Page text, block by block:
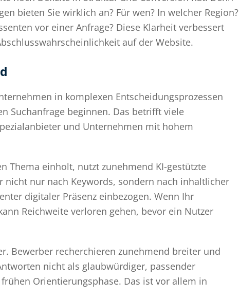
bieten Sie wirklich an? Für wen? In welcher Region?
vor einer Anfrage? Diese Klarheit verbessert
auf der Website.
in komplexen Entscheidungsprozessen
Suchanfrage beginnen. Das betrifft viele
und Unternehmen mit hohem
Thema einholt, nutzt zunehmend KI-gestützte
nur nach Keywords, sondern nach inhaltlicher
digitaler Präsenz einbezogen. Wenn Ihr
Reichweite verloren gehen, bevor ein Nutzer
Bewerber recherchieren zunehmend breiter und
nicht als glaubwürdiger, passender
Orientierungsphase. Das ist vor allem in